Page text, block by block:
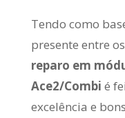
Tendo como
presente entre
reparo em
Ace2/Combi é
excelência e